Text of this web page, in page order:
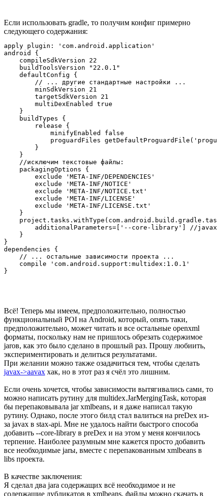
Если использовать gradle, то получим конфиг примерно
следующего содержания:
apply plugin: 'com.android.application'
android {
    compileSdkVersion 22
    buildToolsVersion "22.0.1"
    defaultConfig {
        // ... другие стандартные настройки ...
        minSdkVersion 21
        targetSdkVersion 21
        multiDexEnabled true
    }
    buildTypes {
        release {
            minifyEnabled false
proguardFiles
        }
    }
    //исключим текстовые файлы:
    packagingOptions {
        exclude 'META-INF/DEPENDENCIES'
        exclude 'META-INF/NOTICE'
        exclude 'META-INF/NOTICE.txt'
        exclude 'META-INF/LICENSE'
        exclude 'META-INF/LICENSE.txt'
    }
additionalParameters=['--core-library'] //
    }
}
dependencies {
    // ... остальные зависимости проекта ...
    compile 'com.android.support:multidex:1.0.1'
Всё! Теперь мы имеем, предположительно, полностью
функциональный POI на Android, который, опять таки,
предположительно, может читать и все остальные openxml
форматы, поскольку нам не пришлось обрезать содержимое
jarов, как это было сделано в прошлый раз. Прошу любиить,
экспериментировать и делиться результатами.
При желании можно также озадачиться тем, чтобы сделать
javax->aavax хак, но в этот раз я счёл это лишним.
Если очень хочется, чтобы зависимости вытягивались сами, то
можно написать рутину для multidex.JarMergingTask, которая
бы перепаковывала jar xmlbeans, и я даже написал такую
рутину. Однако, после этого билд стал валиться на preDex из-
за javax в stax-api. Мне не удалось найти быстрого способа
добавить --core-library в preDex и на этом у меня кончилось
терпение. Наиболее разумным мне кажется просто добавить
все необходимые jarы, вместе с перепакованным xmlbeans в
libs проекта.
В качестве заключения:
Я сделал два jara содержащих всё необходимое и не
содержащие дубликатов в xmlbeans, файлы можно скачать в